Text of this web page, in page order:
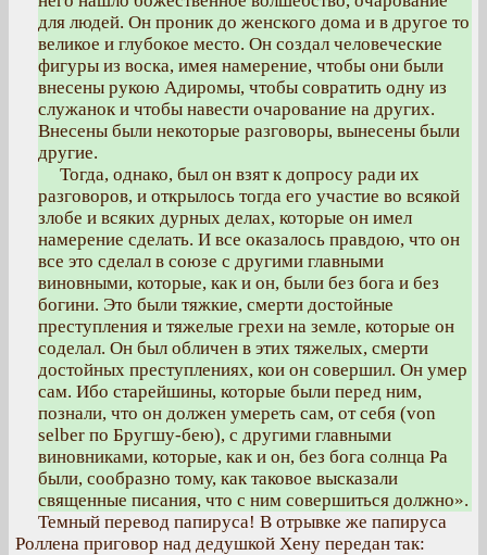
для людей. Он проник до женского дома и в другое то
великое и глубокое место. Он создал человеческие
фигуры из воска, имея намерение, чтобы они были
внесены рукою Адиромы, чтобы совратить одну из
служанок и чтобы навести очарование на других.
Внесены были некоторые разговоры, вынесены были
другие.
Тогда, однако, был он взят к допросу ради их
разговоров, и открылось тогда его участие во всякой
злобе и всяких дурных делах, которые он имел
намерение сделать. И все оказалось правдою, что он
все это сделал в союзе с другими главными
виновными, которые, как и он, были без бога и без
богини. Это были тяжкие, смерти достойные
преступления и тяжелые грехи на земле, которые он
соделал. Он был обличен в этих тяжелых, смерти
достойных преступлениях, кои он совершил. Он умер
сам. Ибо старейшины, которые были перед ним,
познали, что он должен умереть сам, от себя (von
selber по Бругшу-бею), с другими главными
виновниками, которые, как и он, без бога солнца Ра
были, сообразно тому, как таковое высказали
священные писания, что с ним совершиться должно».
Темный перевод папируса! В отрывке же папируса
Роллена приговор над дедушкой Хену передан так: